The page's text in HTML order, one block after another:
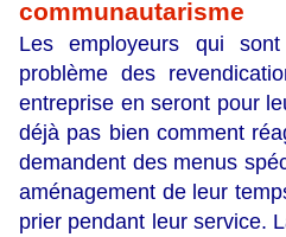
communautarisme
Les employeurs qui
problème des
entreprise en seront pour
déjà pas bien comment
demandent des menus
aménagement de leur
prier pendant leur service.